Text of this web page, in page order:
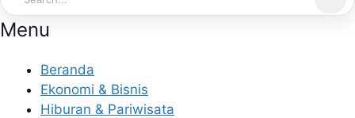
Menu
Beranda
Ekonomi & Bisnis
Hiburan & Pariwisata